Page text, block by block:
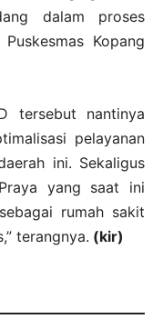
dalam proses
Kopang
tersebut nantinya
pelayanan
ini. Sekaligus
yang saat ini
rumah sakit
terangnya. (kir)